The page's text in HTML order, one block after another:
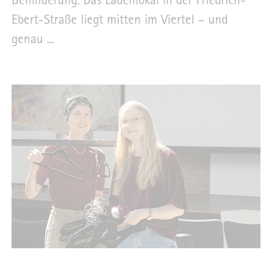
Ebert-Straße liegt mitten im Viertel – und
genau ...